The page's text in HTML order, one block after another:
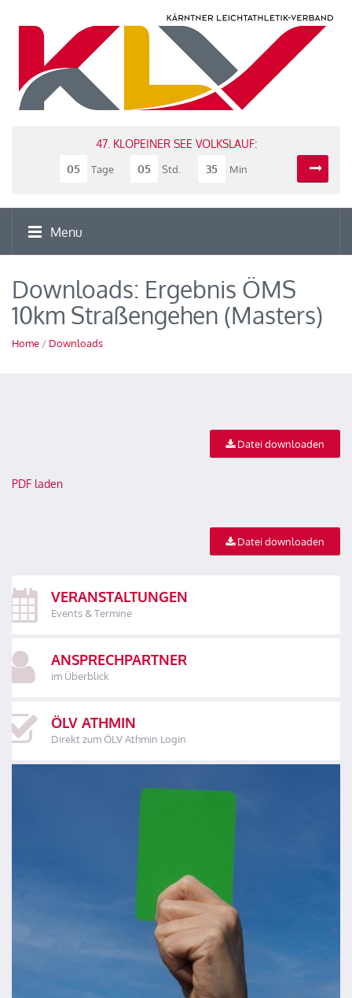
47. KLOPEINER SEE VOLKSLAUF:
05
Tage 05 Std. 35 Min
Menu
Downloads: Ergebnis ÖMS
10km Straßengehen (Masters)
Home / Downloads
Datei downloaden
PDF laden
Datei downloaden
VERANSTALTUNGEN
Events & Termine
ANSPRECHPARTNER
im Überblick
ÖLV ATHMIN
Direkt zum ÖLV Athmin Login